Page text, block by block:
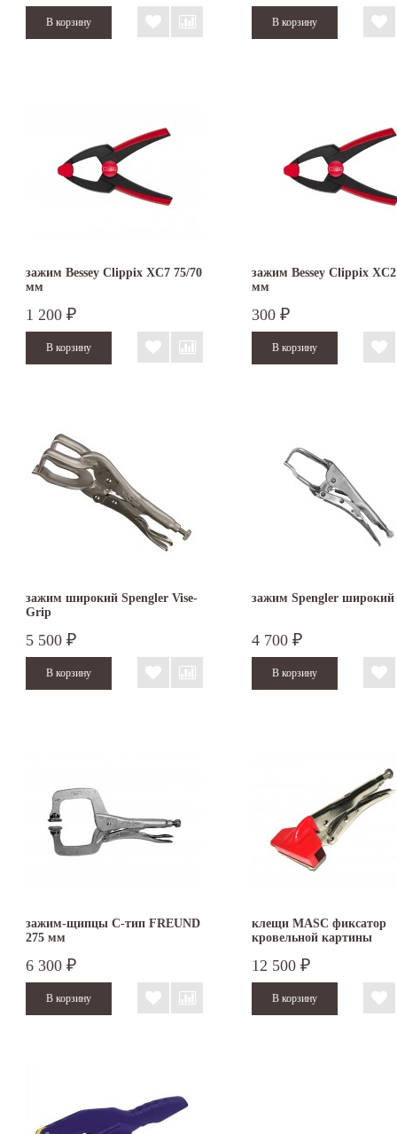
зажим Bessey Clippix XC7 75/70
мм
1 200 ₽
зажим Bessey Clippix
мм
300 ₽
зажим широкий Spengler Vise-
Grip
5 500 ₽
зажим Spengler широкий
4 700 ₽
зажим-щипцы С-тип FREUND
275 мм
6 300 ₽
клещи MASC фиксатор
кровельной картины
12 500 ₽